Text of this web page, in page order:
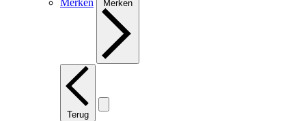
Merken
Terug